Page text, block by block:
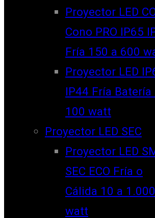
Proyector LED
Cono PRO IP65
Fría 150 a 600
Proyector LED
IP44 Fría Batería
100 watt
Proyector LED SEC
Proyector LED
SEC ECO Fría o
Cálida 10 a 1.000
watt